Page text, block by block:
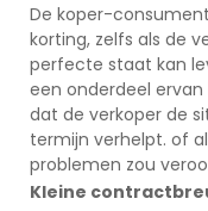
De koper-
korting, zelfs als de
perfecte staat kan
een onderdeel
dat de verkoper de
termijn verhelpt. of
problemen zou
Kleine